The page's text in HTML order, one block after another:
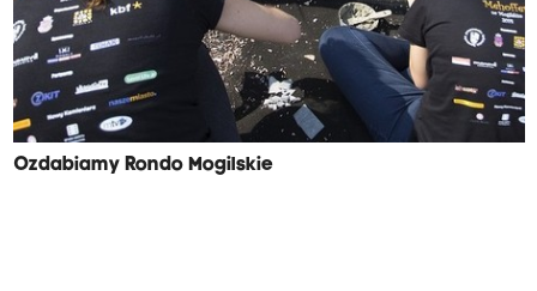
Ozdabiamy Rondo Mogilskie